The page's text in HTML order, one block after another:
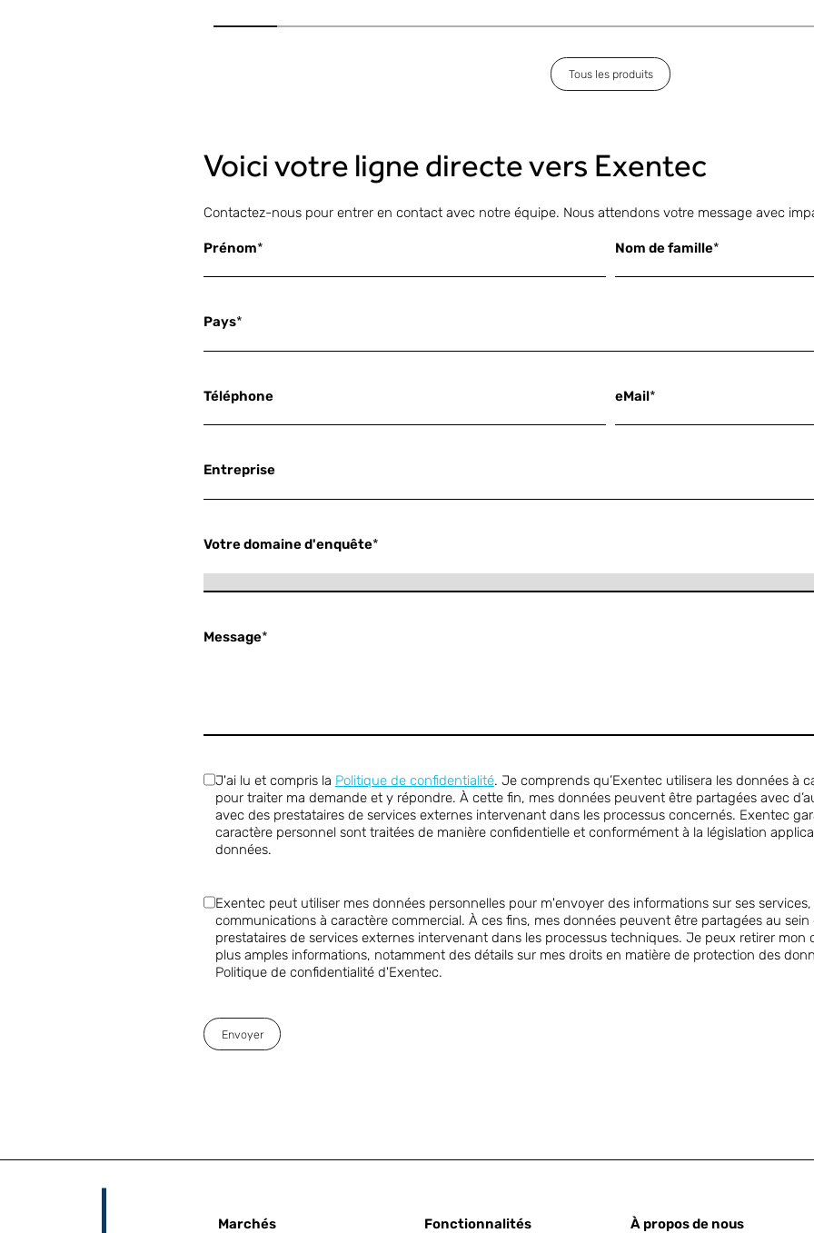
Tous les produits
Voici votre ligne directe vers Exentec
Contactez-nous pour entrer en contact avec notre équipe. Nous attendons votre message avec
Prénom* Nom de famille*
Pays*
Téléphone eMail*
Entreprise
Votre domaine d'enquête*
Message*
J'ai lu et compris la Politique de confidentialité. Je comprends qu’Exentec utilisera les données à
pour traiter ma demande et y répondre. À cette fin, mes données peuvent être partagées avec
avec des prestataires de services externes intervenant dans les processus concernés. Exentec
caractère personnel sont traitées de manière confidentielle et conformément à la législation
données.
Exentec peut utiliser mes données personnelles pour m'envoyer des informations sur ses
communications à caractère commercial. À ces fins, mes données peuvent être partagées au
prestataires de services externes intervenant dans les processus techniques. Je peux retirer
plus amples informations, notamment des détails sur mes droits en matière de protection des
Politique de confidentialité d'Exentec.
Envoyer
Marchés Fonctionnalités À propos de nous